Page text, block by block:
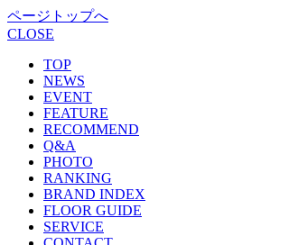
ページトップへ
CLOSE
TOP
NEWS
EVENT
FEATURE
RECOMMEND
Q&A
PHOTO
RANKING
BRAND INDEX
FLOOR GUIDE
SERVICE